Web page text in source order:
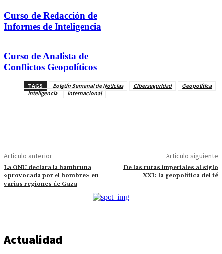
Curso de Redacción de
Informes de Inteligencia
Curso de Analista de
Conflictos Geopolíticos
TAGS Boletín Semanal de Noticias Ciberseguridad
Geopolítica
Inteligencia
Internacional
Artículo anterior
La ONU declara la hambruna
«provocada por el hombre» en
varias regiones de Gaza
Artículo siguiente
De las rutas imperiales al siglo
XXI: la geopolítica del té
Actualidad